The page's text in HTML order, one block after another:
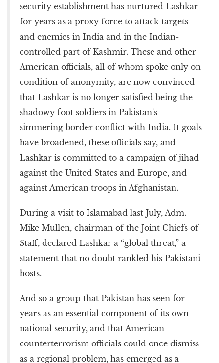
security establishment has nurtured Lashkar
for years as a proxy force to attack targets
and enemies in India and in the Indian-
controlled part of Kashmir. These and other
American officials, all of whom spoke only on
condition of anonymity, are now convinced
that Lashkar is no longer satisfied being the
shadowy foot soldiers in Pakistan’s
simmering border conflict with India. It goals
have broadened, these officials say, and
Lashkar is committed to a campaign of jihad
against the United States and Europe, and
against American troops in Afghanistan.
During a visit to Islamabad last July, Adm.
Mike Mullen, chairman of the Joint Chiefs of
Staff, declared Lashkar a “global threat,” a
statement that no doubt rankled his Pakistani
hosts.
And so a group that Pakistan has seen for
years as an essential component of its own
national security, and that American
counterterrorism officials could once dismiss
as a regional problem, has emerged as a